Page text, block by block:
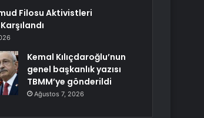
Filosu Aktivistleri
Kemal Kılıçdaroğlu’nun
genel başkanlık yazısı
TBMM’ye gönderildi
Ağustos 7, 2026